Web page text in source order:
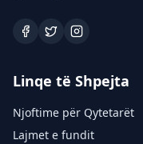
Linqe të Shpejta
Njoftime për Qytetarët
Lajmet e fundit